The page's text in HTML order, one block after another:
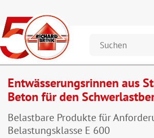
Entwässerungsrinnen aus
Beton für den
Belastbare Produkte für
Belastungsklasse E 600